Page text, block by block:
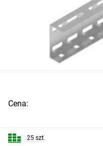
Cena:
25 szt.